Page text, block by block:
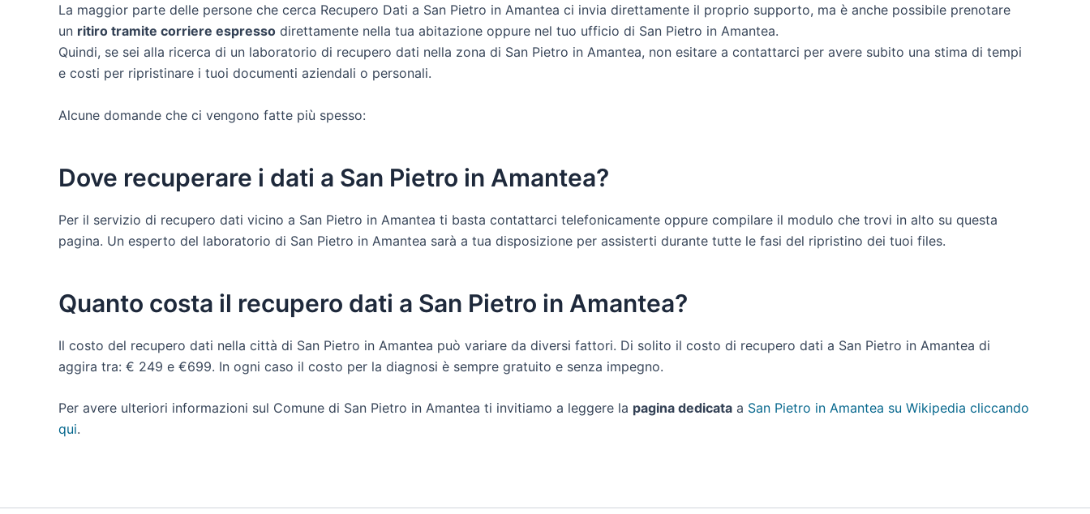
La maggior parte delle persone che cerca Recupero Dati a San Pietro in Amantea ci invia direttamente il proprio supporto, ma è anche possibile prenotare
un ritiro tramite corriere espresso direttamente nella tua abitazione oppure nel tuo ufficio di San Pietro in Amantea.
Quindi, se sei alla ricerca di un laboratorio di recupero dati nella zona di San Pietro in Amantea, non esitare a contattarci per avere subito una stima di tempi
e costi per ripristinare i tuoi documenti aziendali o personali.
Alcune domande che ci vengono fatte più spesso:
Dove recuperare i dati a San Pietro in Amantea?
Per il servizio di recupero dati vicino a San Pietro in Amantea ti basta contattarci telefonicamente oppure compilare il modulo che trovi in alto su questa
pagina. Un esperto del laboratorio di San Pietro in Amantea sarà a tua disposizione per assisterti durante tutte le fasi del ripristino dei tuoi files.
Quanto costa il recupero dati a San Pietro in Amantea?
Il costo del recupero dati nella città di San Pietro in Amantea può variare da diversi fattori. Di solito il costo di recupero dati a San Pietro in Amantea di
aggira tra: € 249 e €699. In ogni caso il costo per la diagnosi è sempre gratuito e senza impegno.
Per avere ulteriori informazioni sul Comune di San Pietro in Amantea ti invitiamo a leggere la pagina dedicata a San Pietro in Amantea su Wikipedia cliccando
qui.